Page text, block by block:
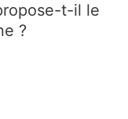
t-il le
?